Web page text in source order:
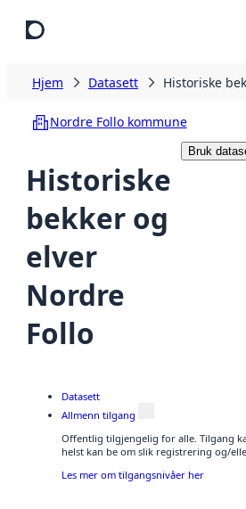
Hjem Datasett Historiske
Nordre Follo kommune
Historiske
bekker og
elver
Nordre
Follo
Bruk
Datasett
Allmenn tilgang
Offentlig tilgjengelig for alle. Tilgang
helst kan be om slik registrering og/
Les mer om tilgangsnivåer her